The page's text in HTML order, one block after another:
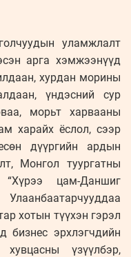
уламжлалт
арга хэмжээнүүд
хурдан морины
үндэсний сур
морьт харвааны
харайх ёслол, сээр
дүүргийн ардын
Монгол туургатны
“Хүрээ цам-Даншиг
хотын түүхэн гэрэл
бизнес эрхлэгчдийн
үзүүлбэр,